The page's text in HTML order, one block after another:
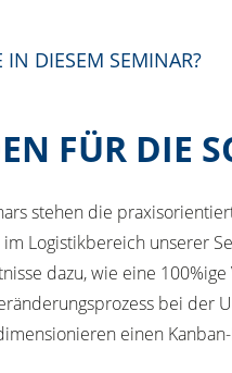
IN DIESEM SEMINAR?
FÜR DIE
stehen die
Logistikbereich unserer
dazu, wie eine
bei der
einen